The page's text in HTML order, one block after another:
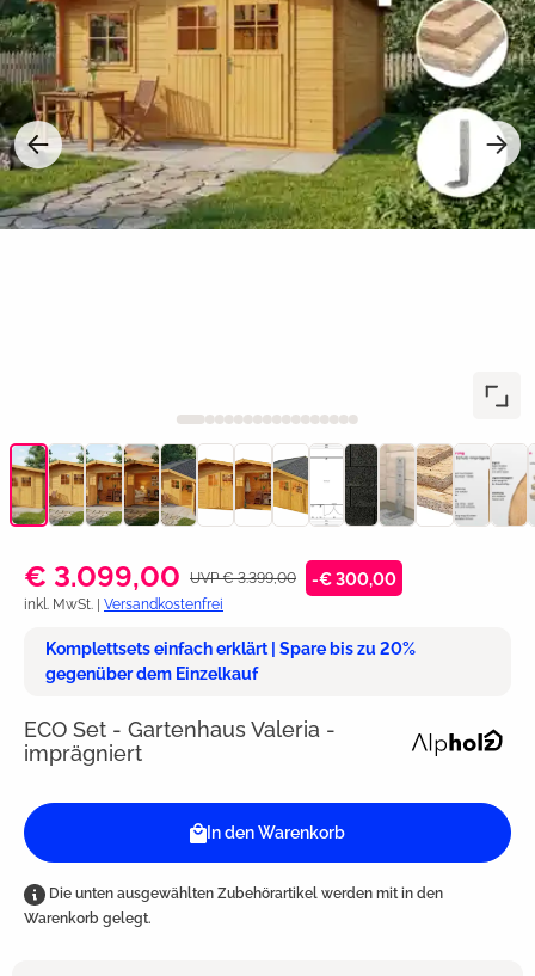
€ 3.099,00 UVP € 3.399,00 -€ 300,00
inkl. MwSt. | Versandkostenfrei
Komplettsets einfach erklärt | Spare bis zu 20%
gegenüber dem Einzelkauf
ECO Set - Gartenhaus Valeria -
imprägniert
In den Warenkorb
Die unten ausgewählten Zubehörartikel werden mit in den
Warenkorb gelegt.